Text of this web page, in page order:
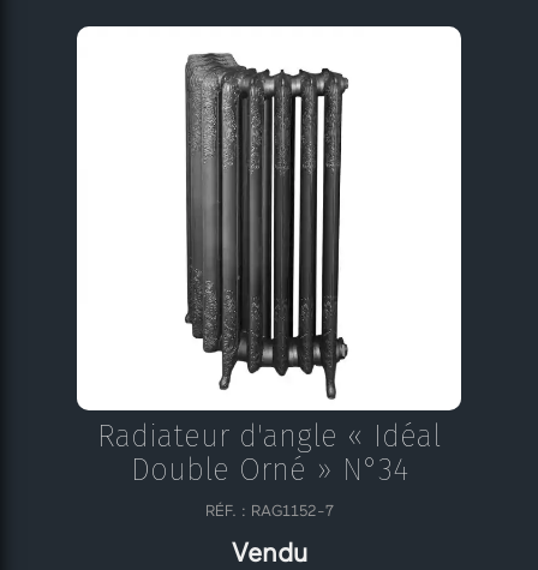
Radiateur d'angle « Idéal
Double Orné » N°34
RÉF. : RAG1152-7
Vendu